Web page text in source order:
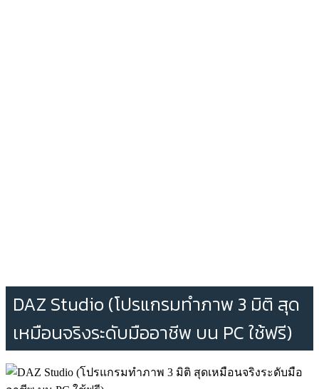
DAZ Studio (โปรแกรมทำภาพ 3 มิติ สุด
เหมือนจริงระดับมืออาชีพ บน PC ใช้ฟรี)